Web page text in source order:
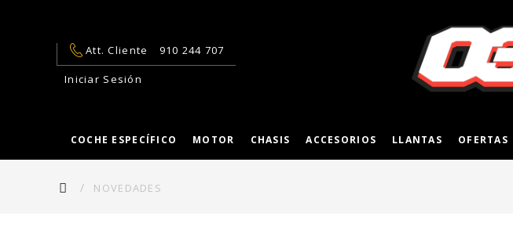
Iniciar Sesión
Att. Cliente
910 244 707
COCHE ESPECÍFICO MOTOR CHASIS ACCESORIOS LLANTAS OFERTAS
NOVEDADES